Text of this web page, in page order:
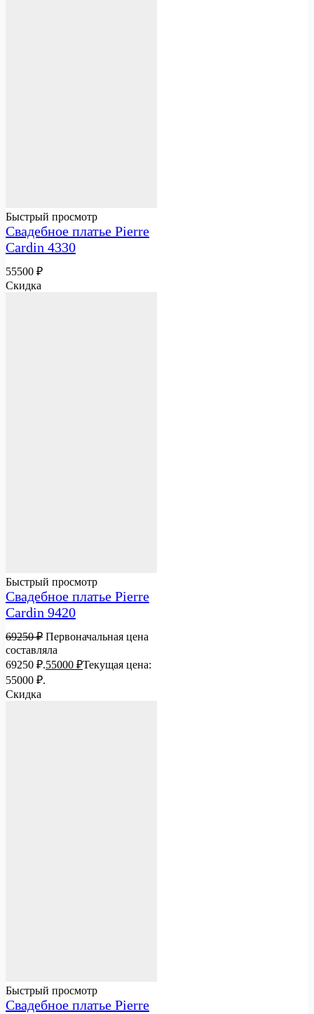
Быстрый просмотр
Свадебное платье Pierre
Cardin 4330
55500 ₽
Скидка
Быстрый просмотр
Свадебное платье Pierre
Cardin 9420
69250₽ Первоначальная цена
составляла
69250 ₽.55000 ₽Текущая цена:
55000 ₽.
Скидка
Быстрый просмотр
Свадебное платье Pierre